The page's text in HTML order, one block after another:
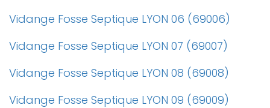
Vidange Fosse Septique LYON 06 (69006)
Vidange Fosse Septique LYON 07 (69007)
Vidange Fosse Septique LYON 08 (69008)
Vidange Fosse Septique LYON 09 (69009)